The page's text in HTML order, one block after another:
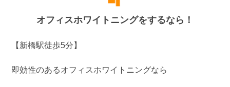
オフィスホワイトニングをするなら！
【新橋駅徒歩5分】
即効性のあるオフィスホワイトニングなら